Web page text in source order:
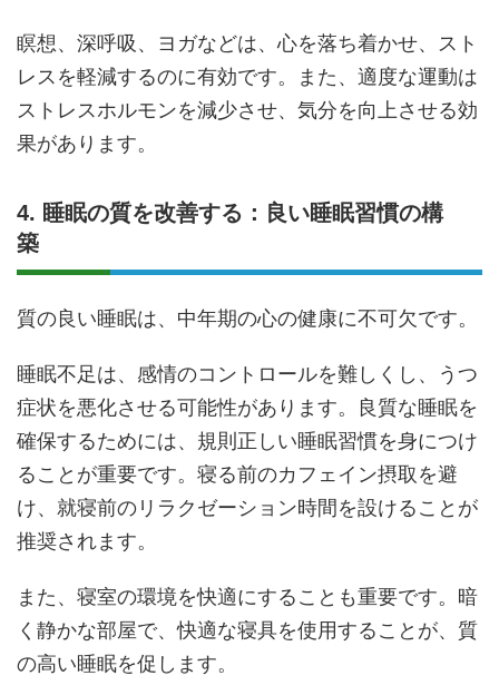
瞑想、深呼吸、ヨガなどは、心を落ち着かせ、スト
レスを軽減するのに有効です。また、適度な運動は
ストレスホルモンを減少させ、気分を向上させる効
果があります。
4. 睡眠の質を改善する：良い睡眠習慣の構
築
質の良い睡眠は、中年期の心の健康に不可欠です。
睡眠不足は、感情のコントロールを難しくし、うつ
症状を悪化させる可能性があります。良質な睡眠を
確保するためには、規則正しい睡眠習慣を身につけ
ることが重要です。寝る前のカフェイン摂取を避
け、就寝前のリラクゼーション時間を設けることが
推奨されます。
また、寝室の環境を快適にすることも重要です。暗
く静かな部屋で、快適な寝具を使用することが、質
の高い睡眠を促します。